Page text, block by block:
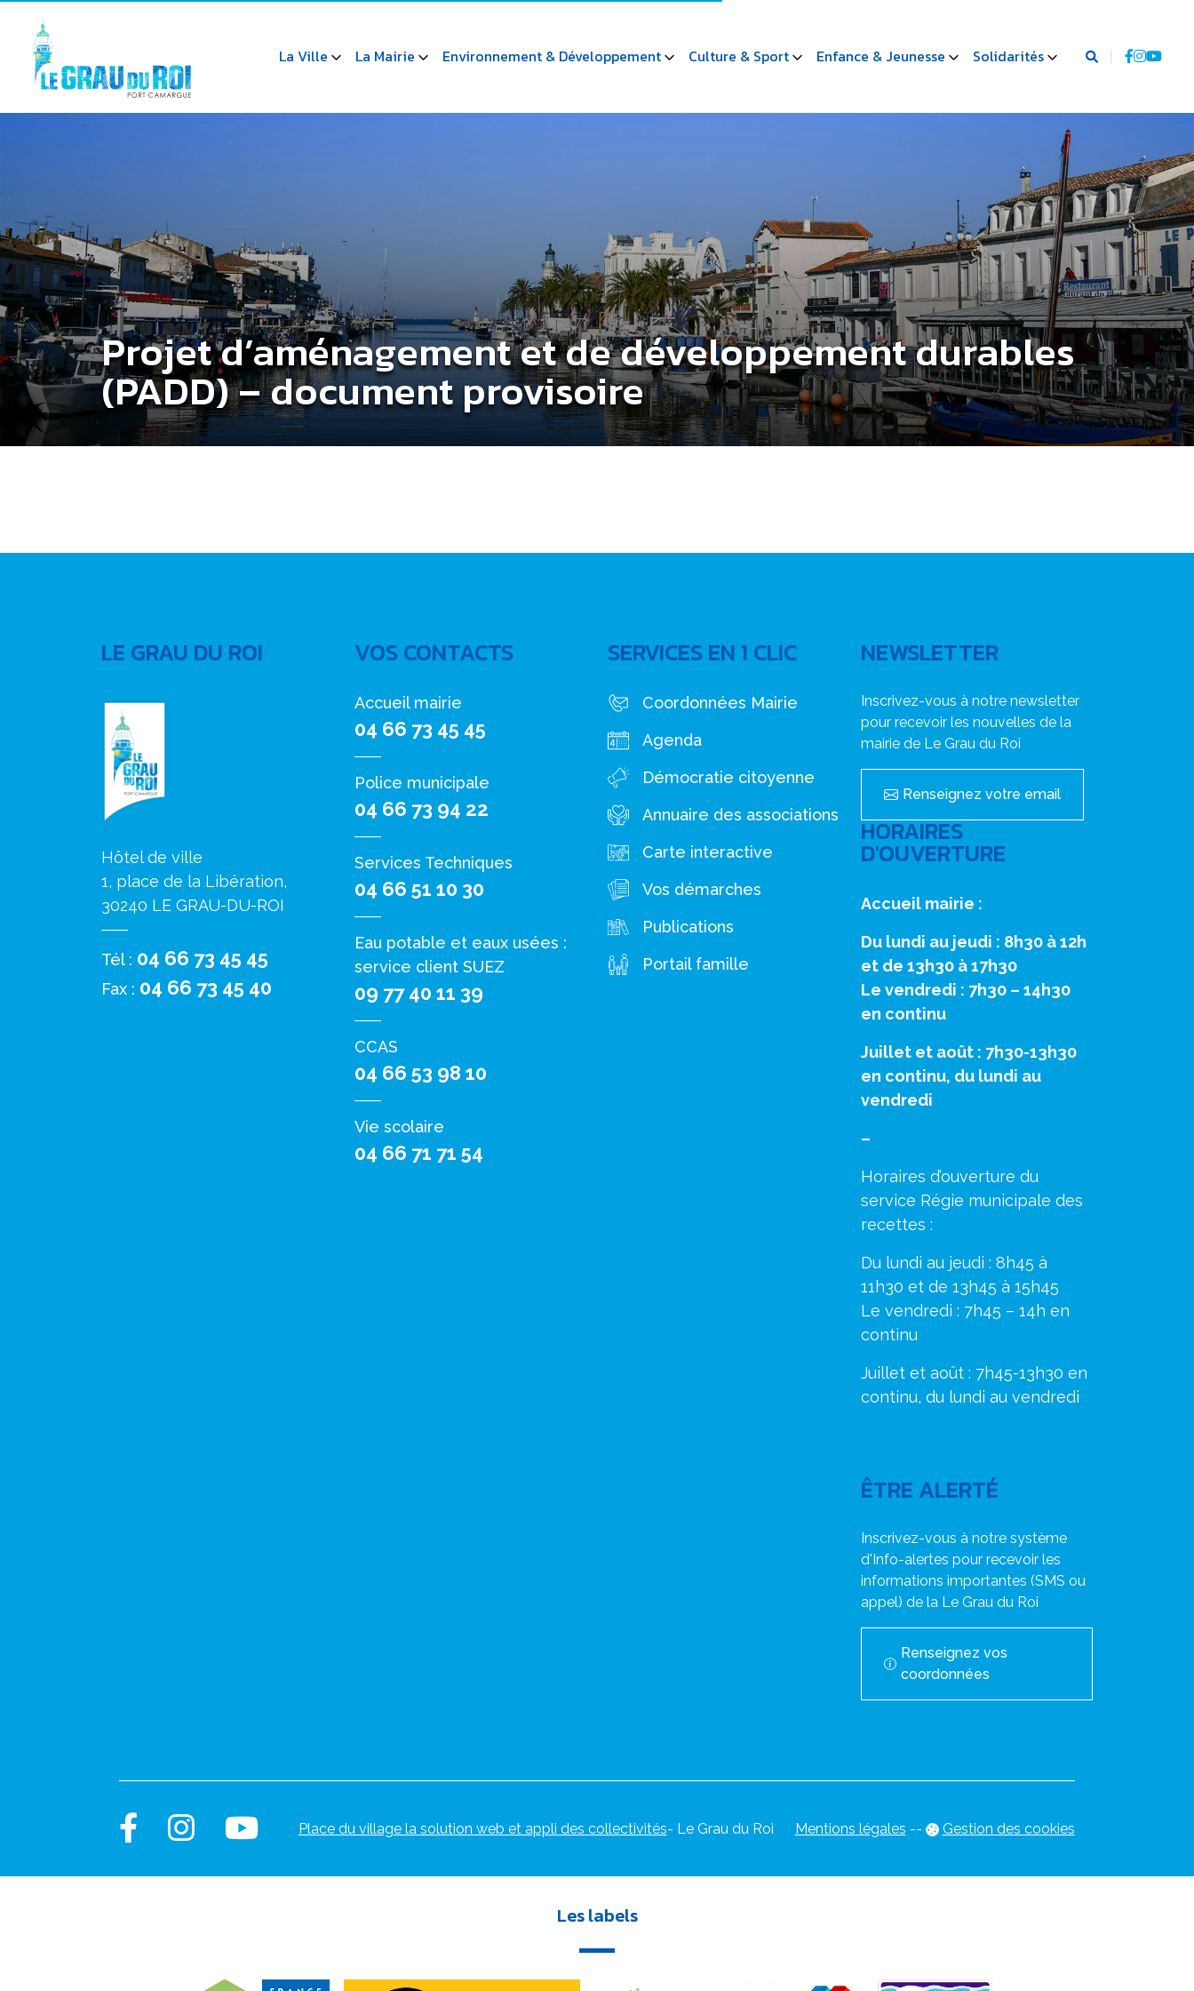
La Ville La Mairie Environnement & Développement Culture & Sport Enfance & Jeunesse Solidarités
Projet d’aménagement et de développement durables
(PADD) – document provisoire
LE GRAU DU ROI
Hôtel de ville
1, place de la Libération,
30240 LE GRAU-DU-ROI
Tél : 04 66 73 45 45
Fax : 04 66 73 45 40
VOS CONTACTS
Accueil mairie
04 66 73 45 45
Police municipale
04 66 73 94 22
Services Techniques
04 66 51 10 30
Eau potable et eaux usées :
service client SUEZ
09 77 40 11 39
CCAS
04 66 53 98 10
Vie scolaire
04 66 71 71 54
SERVICES EN 1 CLIC
Coordonnées Mairie
Agenda
Démocratie citoyenne
Annuaire des associations
Carte interactive
Vos démarches
Publications
Portail famille
NEWSLETTER
Inscrivez-vous à notre newsletter
pour recevoir les nouvelles de la
mairie de Le Grau du Roi
Renseignez votre email
HORAIRES
D'OUVERTURE
Accueil mairie :
Du lundi au jeudi : 8h30 à 12h
et de 13h30 à 17h30
Le vendredi : 7h30 – 14h30
en continu
Juillet et août : 7h30-13h30
en continu, du lundi au
vendredi
–
Horaires d’ouverture du
service Régie municipale des
recettes :
Du lundi au jeudi : 8h45 à
11h30 et de 13h45 à 15h45
Le vendredi : 7h45 – 14h en
continu
Juillet et août : 7h45-13h30 en
continu, du lundi au vendredi
ÊTRE ALERTÉ
Inscrivez-vous à notre système
d'Info-alertes pour recevoir les
informations importantes (SMS ou
appel) de la Le Grau du Roi
Renseignez vos
coordonnées
Place du village la solution web et appli des collectivités- Le Grau du Roi Mentions légales -- Gestion des cookies
Les labels